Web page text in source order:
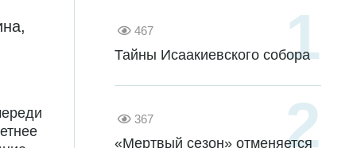
467
Тайны Исаакиевского собора
367
«Мертвый сезон» отменяется